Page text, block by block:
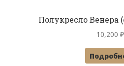
Полукресло Венера
10,200 ₽